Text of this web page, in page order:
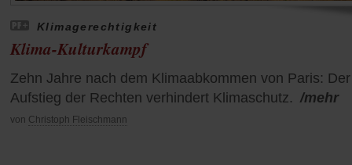
Klimagerechtigkeit
Klima-Kulturkampf
Zehn Jahre nach dem Klimaabkommen von Paris: Der
Aufstieg der Rechten verhindert Klimaschutz. /mehr
von Christoph Fleischmann